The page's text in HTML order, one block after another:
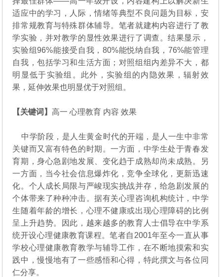
适应中的学习，人际，情绪等典型不良问题为目标，安
排常规教育与特殊群体辅导。笔者就建构内容进行了教
学实验，并对教学的显性效果进行了调查。结果显示，
实验组96%能接受自我，80%能悦纳自我，76%能管理
自我，包括学习和生活方面；对照组组内差异不大，都
明显低于实验组。此外，实验组的内隐效果，辐射效
果，延伸效果也明显优于对照组。
【关键词】高一 心理教育 内容 效果
中学阶段，是人生黄金时代的开端，是人一生中非常
关键而又富有特色的时期。一方面，中学生处于青春发
育期，身心急剧地发展、变化趋于成熟却尚未成熟。另
一方面，当今社会信息爆炸化，竞争全球化，更新迅速
化。个人成长局限与严峻现实挑战并存，给急剧发展的
个体带来了种种冲击。据有关心理咨询机构统计，中学
生随着年龄的增长，心理不健康或出现心理障碍的比例
呈上升趋势。因此，越来越多的教育人士倡导在中学系
统开设心理健康教育课程。笔者自2001年至今一直从事
学校心理健康教育教学与辅导工作，在不断地摸索和实
践中，慢慢地有了一些感悟和心得，特此撰文与各位同
仁分享。